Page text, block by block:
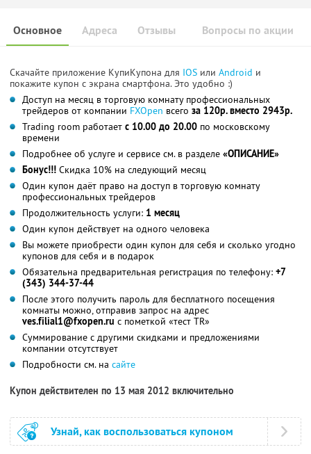
Основное Отзывы Вопросы по акции
Адреса
Скачайте приложение КупиКупона для IOS или Android и
покажите купон с экрана смартфона. Это удобно :)
Доступ на месяц в торговую комнату профессиональных
трейдеров от компании FXOpen всего за 120р. вместо 2943р.
Trading room работает с 10.00 до 20.00 по московскому
времени
Подробнее об услуге и сервисе см. в разделе «ОПИСАНИЕ»
Бонус!!! Скидка 10% на следующий месяц
Один купон даёт право на доступ в торговую комнату
профессиональных трейдеров
Продолжительность услуги: 1 месяц
Один купон действует на одного человека
Вы можете приобрести один купон для себя и сколько угодно
купонов для себя и в подарок
Обязательна предварительная регистрация по телефону: +7
(343) 344-37-44
После этого получить пароль для бесплатного посещения
комнаты можно, отправив запрос на адрес
ves.filial1@fxopen.ru с пометкой «тест TR»
Суммирование с другими скидками и предложениями
компании отсутствует
Подробности см. на сайте
Купон действителен по 13 мая 2012 включительно
Узнай, как воспользоваться купоном